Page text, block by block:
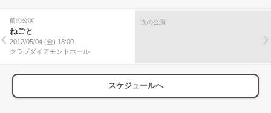
前の公演
ねごと
2012/05/04 (金) 18:00
クラブダイアモンドホール
次の公演
スケジュールへ